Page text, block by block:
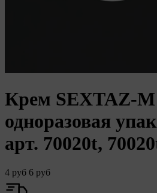
Крем SEXTAZ-
одноразовая
арт. 70020t,
4 руб 6 руб